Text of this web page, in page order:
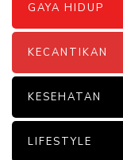
GAYA HIDUP
KECANTIKAN
KESEHATAN
LIFESTYLE